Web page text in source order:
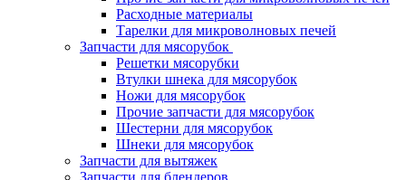
Расходные материалы
Тарелки для микроволновых печей
Запчасти для мясорубок
Решетки мясорубки
Втулки шнека для мясорубок
Ножи для мясорубок
Прочие запчасти для мясорубок
Шестерни для мясорубок
Шнеки для мясорубок
Запчасти для вытяжек
Запчасти для блендеров